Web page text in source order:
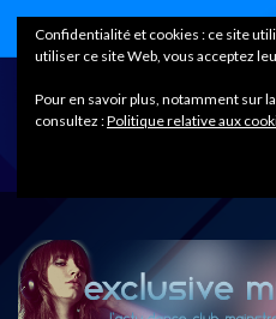
Confidentialité et cookies : ce site
utiliser ce site Web, vous acceptez
Pour en savoir plus, notamment sur
consultez :Politique relative aux